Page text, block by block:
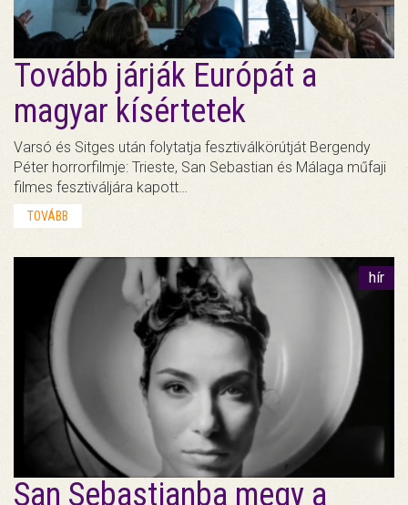
Tovább járják Európát a
magyar kísértetek
Varsó és Sitges után folytatja fesztiválkörútját Bergendy
Péter horrorfilmje: Trieste, San Sebastian és Málaga műfaji
filmes fesztiváljára kapott…
TOVÁBB
hír
San Sebastianba megy a